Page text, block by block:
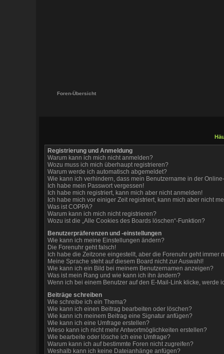
Foren-Übersicht
Registrierung und Anmeldung
Warum kann ich mich nicht anmelden?
Wozu muss ich mich überhaupt registrieren?
Warum werde ich automatisch abgemeldet?
Wie kann ich verhindern, dass mein Benutzername in der
Ich habe mein Passwort vergessen!
Ich habe mich registriert, kann mich aber nicht anmelden!
Ich habe mich vor einiger Zeit registriert, kann mich aber nicht
Was ist COPPA?
Warum kann ich mich nicht registrieren?
Wozu ist die „Alle Cookies des Boards löschen“-Funktion?
Benutzerpräferenzen und -einstellungen
Wie kann ich meine Einstellungen ändern?
Die Forenuhr geht falsch!
Ich habe die Zeitzone eingestellt, aber die Forenuhr geht immer
Meine Sprache steht auf diesem Board nicht zur Auswahl!
Wie kann ich ein Bild bei meinem Benutzernamen anzeigen?
Was ist mein Rang und wie kann ich ihn ändern?
Wenn ich bei einem Benutzer auf den E-Mail-Link klicke, werde
Beiträge schreiben
Wie schreibe ich ein Thema?
Wie kann ich einen Beitrag bearbeiten oder löschen?
Wie kann ich meinem Beitrag eine Signatur anfügen?
Wie kann ich eine Umfrage erstellen?
Wieso kann ich nicht mehr Antwortmöglichkeiten erstellen?
Wie bearbeite oder lösche ich eine Umfrage?
Warum kann ich auf bestimmte Foren nicht zugreifen?
Weshalb kann ich keine Dateianhänge anfügen?